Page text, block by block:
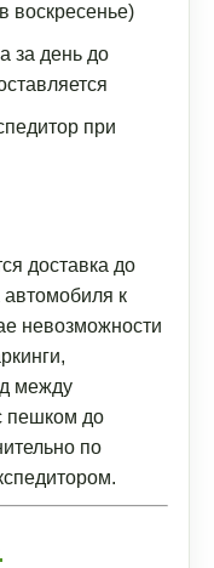
воскресенье)
за день до
при
доставка до
к
невозможности
между
пешком до
по